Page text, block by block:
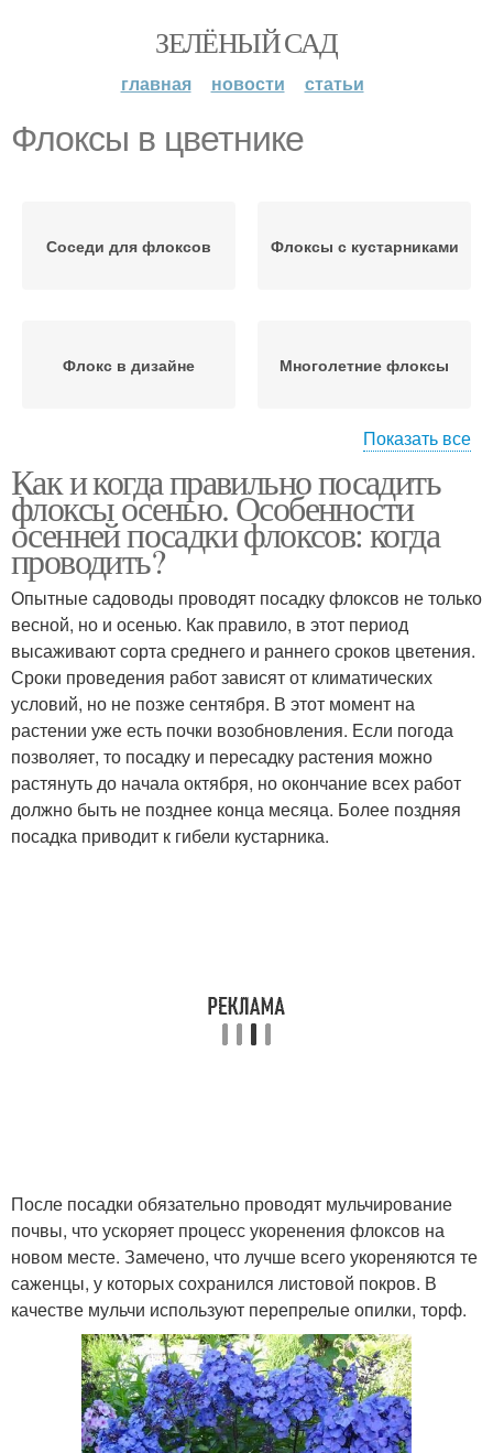
ЗЕЛЁНЫЙ САД
главная новости статьи
Флоксы в цветнике
Соседи для флоксов Флоксы с кустарниками
Флокс в дизайне Многолетние флоксы
флоксами
Флоксы в ландшафте
Флоксы в ландшафтном
дизайне
Флоксы на клумбе
Флоксы на даче
Показать все
Как и когда правильно посадить
флоксы осенью. Особенности
осенней посадки флоксов: когда
проводить?
Опытные садоводы проводят посадку флоксов не только
весной, но и осенью. Как правило, в этот период
высаживают сорта среднего и раннего сроков цветения.
Сроки проведения работ зависят от климатических
условий, но не позже сентября. В этот момент на
растении уже есть почки возобновления. Если погода
позволяет, то посадку и пересадку растения можно
растянуть до начала октября, но окончание всех работ
должно быть не позднее конца месяца. Более поздняя
посадка приводит к гибели кустарника.
После посадки обязательно проводят мульчирование
почвы, что ускоряет процесс укоренения флоксов на
новом месте. Замечено, что лучше всего укореняются те
саженцы, у которых сохранился листовой покров. В
качестве мульчи используют перепрелые опилки, торф.